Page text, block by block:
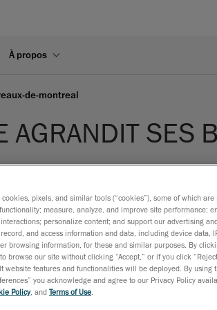
À propos
de-montreal
AGRANDIT SES
à Creaform Ingénierie de renforcer
cookies, pixels, and similar tools (“cookies”), some of which
measure, analyze, and improve site performance;
personalize content; and support our advertising
and access information and data, including device data,
browsing information, for these and similar purposes. By
browse our site without clicking “Accept,” or if you click
website features and functionalities will be deployed. By using
you acknowledge and agree to our Privacy Policy
Policy, and Terms of Use